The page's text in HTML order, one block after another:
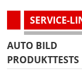
SERVICE-
AUTO BILD
PRODUKTTESTS